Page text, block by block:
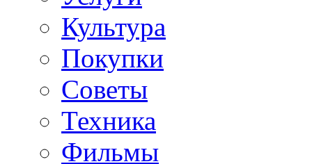
Культура
Покупки
Советы
Техника
Фильмы